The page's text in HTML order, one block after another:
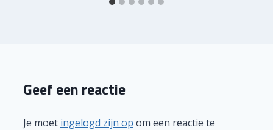
Geef een reactie
Je moet ingelogd zijn op om een reactie te